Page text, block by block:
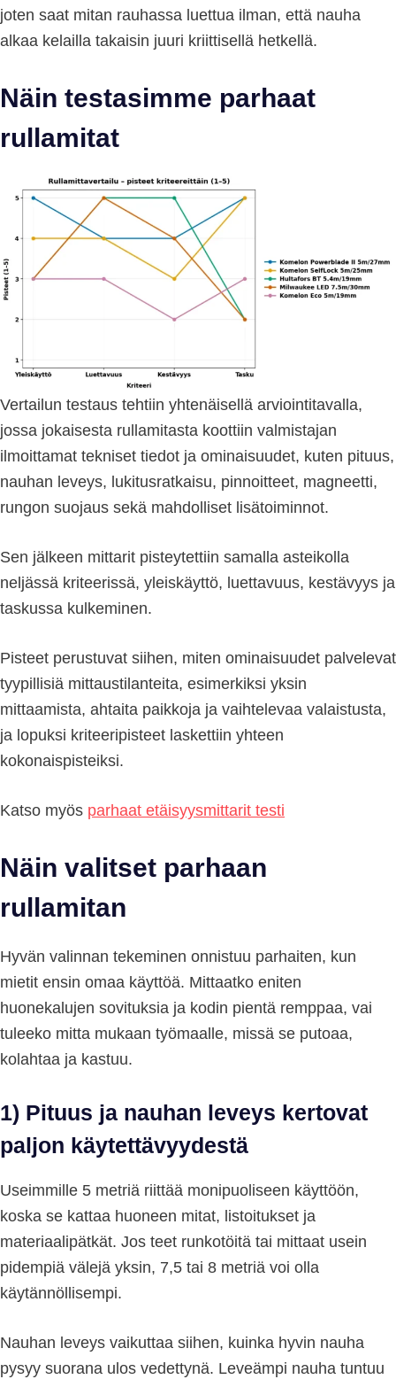
joten saat mitan rauhassa luettua ilman, että nauha
alkaa kelailla takaisin juuri kriittisellä hetkellä.
Näin testasimme parhaat
rullamitat
Vertailun testaus tehtiin yhtenäisellä arviointitavalla,
jossa jokaisesta rullamitasta koottiin valmistajan
ilmoittamat tekniset tiedot ja ominaisuudet, kuten pituus,
nauhan leveys, lukitusratkaisu, pinnoitteet, magneetti,
rungon suojaus sekä mahdolliset lisätoiminnot.
Sen jälkeen mittarit pisteytettiin samalla asteikolla
neljässä kriteerissä, yleiskäyttö, luettavuus, kestävyys ja
taskussa kulkeminen.
Pisteet perustuvat siihen, miten ominaisuudet palvelevat
tyypillisiä mittaustilanteita, esimerkiksi yksin
mittaamista, ahtaita paikkoja ja vaihtelevaa valaistusta,
ja lopuksi kriteeripisteet laskettiin yhteen
kokonaispisteiksi.
Katso myös parhaat etäisyysmittarit testi
Näin valitset parhaan
rullamitan
Hyvän valinnan tekeminen onnistuu parhaiten, kun
mietit ensin omaa käyttöä. Mittaatko eniten
huonekalujen sovituksia ja kodin pientä remppaa, vai
tuleeko mitta mukaan työmaalle, missä se putoaa,
kolahtaa ja kastuu.
1) Pituus ja nauhan leveys kertovat
paljon käytettävyydestä
Useimmille 5 metriä riittää monipuoliseen käyttöön,
koska se kattaa huoneen mitat, listoitukset ja
materiaalipätkät. Jos teet runkotöitä tai mittaat usein
pidempiä välejä yksin, 7,5 tai 8 metriä voi olla
käytännöllisempi.
Nauhan leveys vaikuttaa siihen, kuinka hyvin nauha
pysyy suorana ulos vedettynä. Leveämpi nauha tuntuu